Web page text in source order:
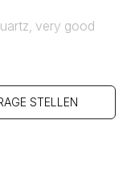
very good
STELLEN